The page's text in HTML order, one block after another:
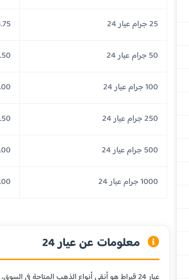
25 جرام عيار 24
50 جرام عيار 24
100 جرام عيار 24
250 جرام عيار 24
500 جرام عيار 24
1000 جرام عيار 24
معلومات عن عيار 24